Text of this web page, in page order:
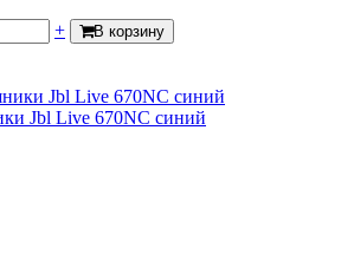
+ В корзину
Jbl Live 670NC синий